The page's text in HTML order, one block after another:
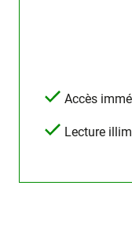
Accès
Lecture